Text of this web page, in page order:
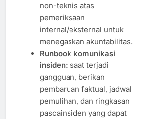
non-teknis atas
pemeriksaan
internal/eksternal untuk
menegaskan akuntabilitas.
Runbook komunikasi
insiden: saat terjadi
gangguan, berikan
pembaruan faktual, jadwal
pemulihan, dan ringkasan
pascainsiden yang dapat